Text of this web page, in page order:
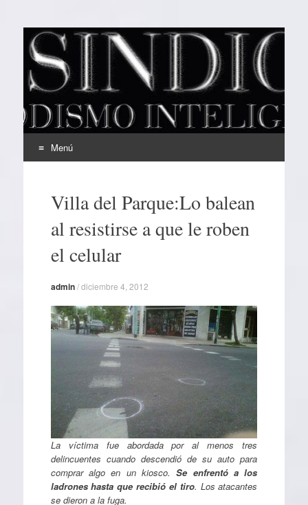
EL SINDICAL
Periodismo Inteligente
Menú
contenidoVilla del Parque:Lo balean
al resistirse a que le roben
el celular
admin/diciembre 4, 2012
La víctima fue abordada por al menos tres
delincuentes cuando descendió de su auto para
comprar algo en un kiosco.Se enfrentó a los
ladrones hasta que recibió el tiro. Los atacantes
se dieron a la fuga.